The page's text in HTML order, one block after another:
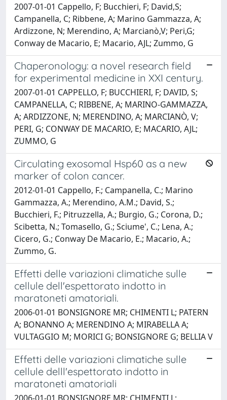
2007-01-01 Cappello, F; Bucchieri, F; David,S;
Campanella, C; Ribbene, A; Marino Gammazza, A;
Ardizzone, N; Merendino, A; Marcianò,V; Peri,G;
Conway de Macario, E; Macario, AJL; Zummo, G
Chaperonology: a novel research field
for experimental medicine in XXI century.
2007-01-01 CAPPELLO, F; BUCCHIERI, F; DAVID, S;
CAMPANELLA, C; RIBBENE, A; MARINO-GAMMAZZA,
A; ARDIZZONE, N; MERENDINO, A; MARCIANÒ, V;
PERI, G; CONWAY DE MACARIO, E; MACARIO, AJL;
ZUMMO, G
Circulating exosomal Hsp60 as a new
marker of colon cancer.
2012-01-01 Cappello, F.; Campanella, C.; Marino
Gammazza, A.; Merendino, A.M.; David, S.;
Bucchieri, F.; Pitruzzella, A.; Burgio, G.; Corona, D.;
Scibetta, N.; Tomasello, G.; Sciume', C.; Lena, A.;
Cicero, G.; Conway De Macario, E.; Macario, A.;
Zummo, G.
Effetti delle variazioni climatiche sulle
cellule dell'espettorato indotto in
maratoneti amatoriali.
2006-01-01 BONSIGNORE MR; CHIMENTI L; PATERN
A; BONANNO A; MERENDINO A; MIRABELLA A;
VULTAGGIO M; MORICI G; BONSIGNORE G; BELLIA V
Effetti delle variazioni climatiche sulle
cellule delll'espettorato indotto in
maratoneti amatoriali